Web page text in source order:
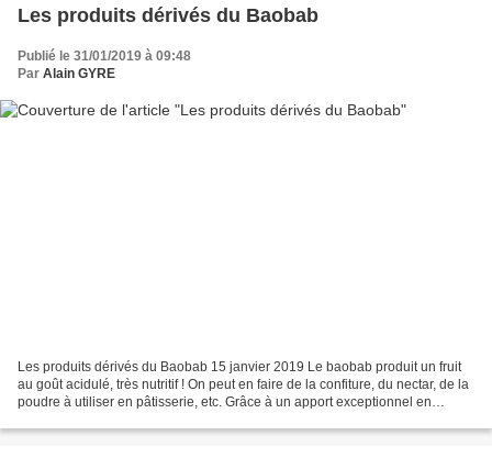
Les produits dérivés du Baobab
Publié le 31/01/2019 à 09:48
Par Alain GYRE
Les produits dérivés du Baobab 15 janvier 2019 Le baobab produit un fruit
au goût acidulé, très nutritif ! On peut en faire de la confiture, du nectar, de la
poudre à utiliser en pâtisserie, etc. Grâce à un apport exceptionnel en